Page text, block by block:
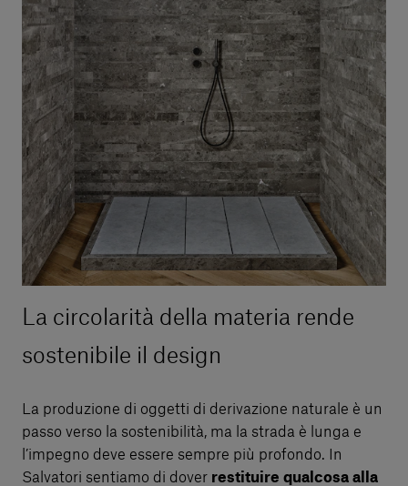
La circolarità della materia rende
sostenibile il design
La produzione di oggetti di derivazione naturale è un
passo verso la sostenibilità, ma la strada è lunga e
l’impegno deve essere sempre più profondo. In
Salvatori sentiamo di dover restituire qualcosa alla